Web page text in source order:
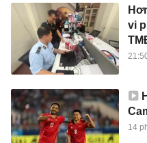
vi
14